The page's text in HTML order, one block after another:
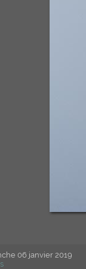
06 janvier 2019